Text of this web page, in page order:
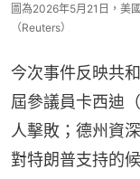
圖為2026年5月21日，美
（Reuters）
今次事件反映共
屆參議員卡西迪
人擊敗；德州資
對特朗普支持的